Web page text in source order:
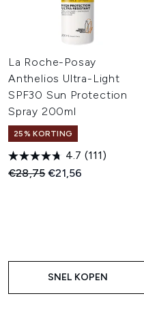
La Roche-Posay
Anthelios Ultra-Light
SPF30 Sun Protection
Spray 200ml
25% KORTING
4.7 (111)
Recommended Retail Price:
€28,75Huidige prijs:
€21,56
SNEL KOPEN